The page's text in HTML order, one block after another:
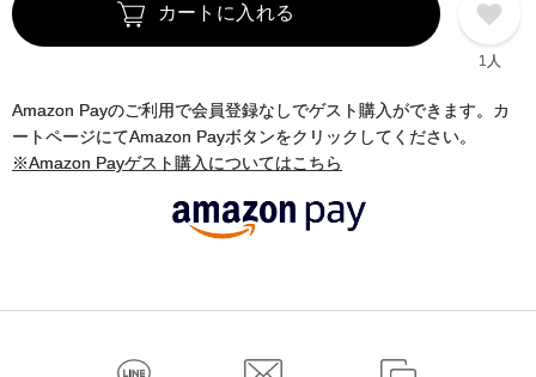
カートに入れる
1人
Amazon Payのご利用で会員登録なしでゲスト購入ができます。カ
ートページにてAmazon Payボタンをクリックしてください。
※Amazon Payゲスト購入についてはこちら